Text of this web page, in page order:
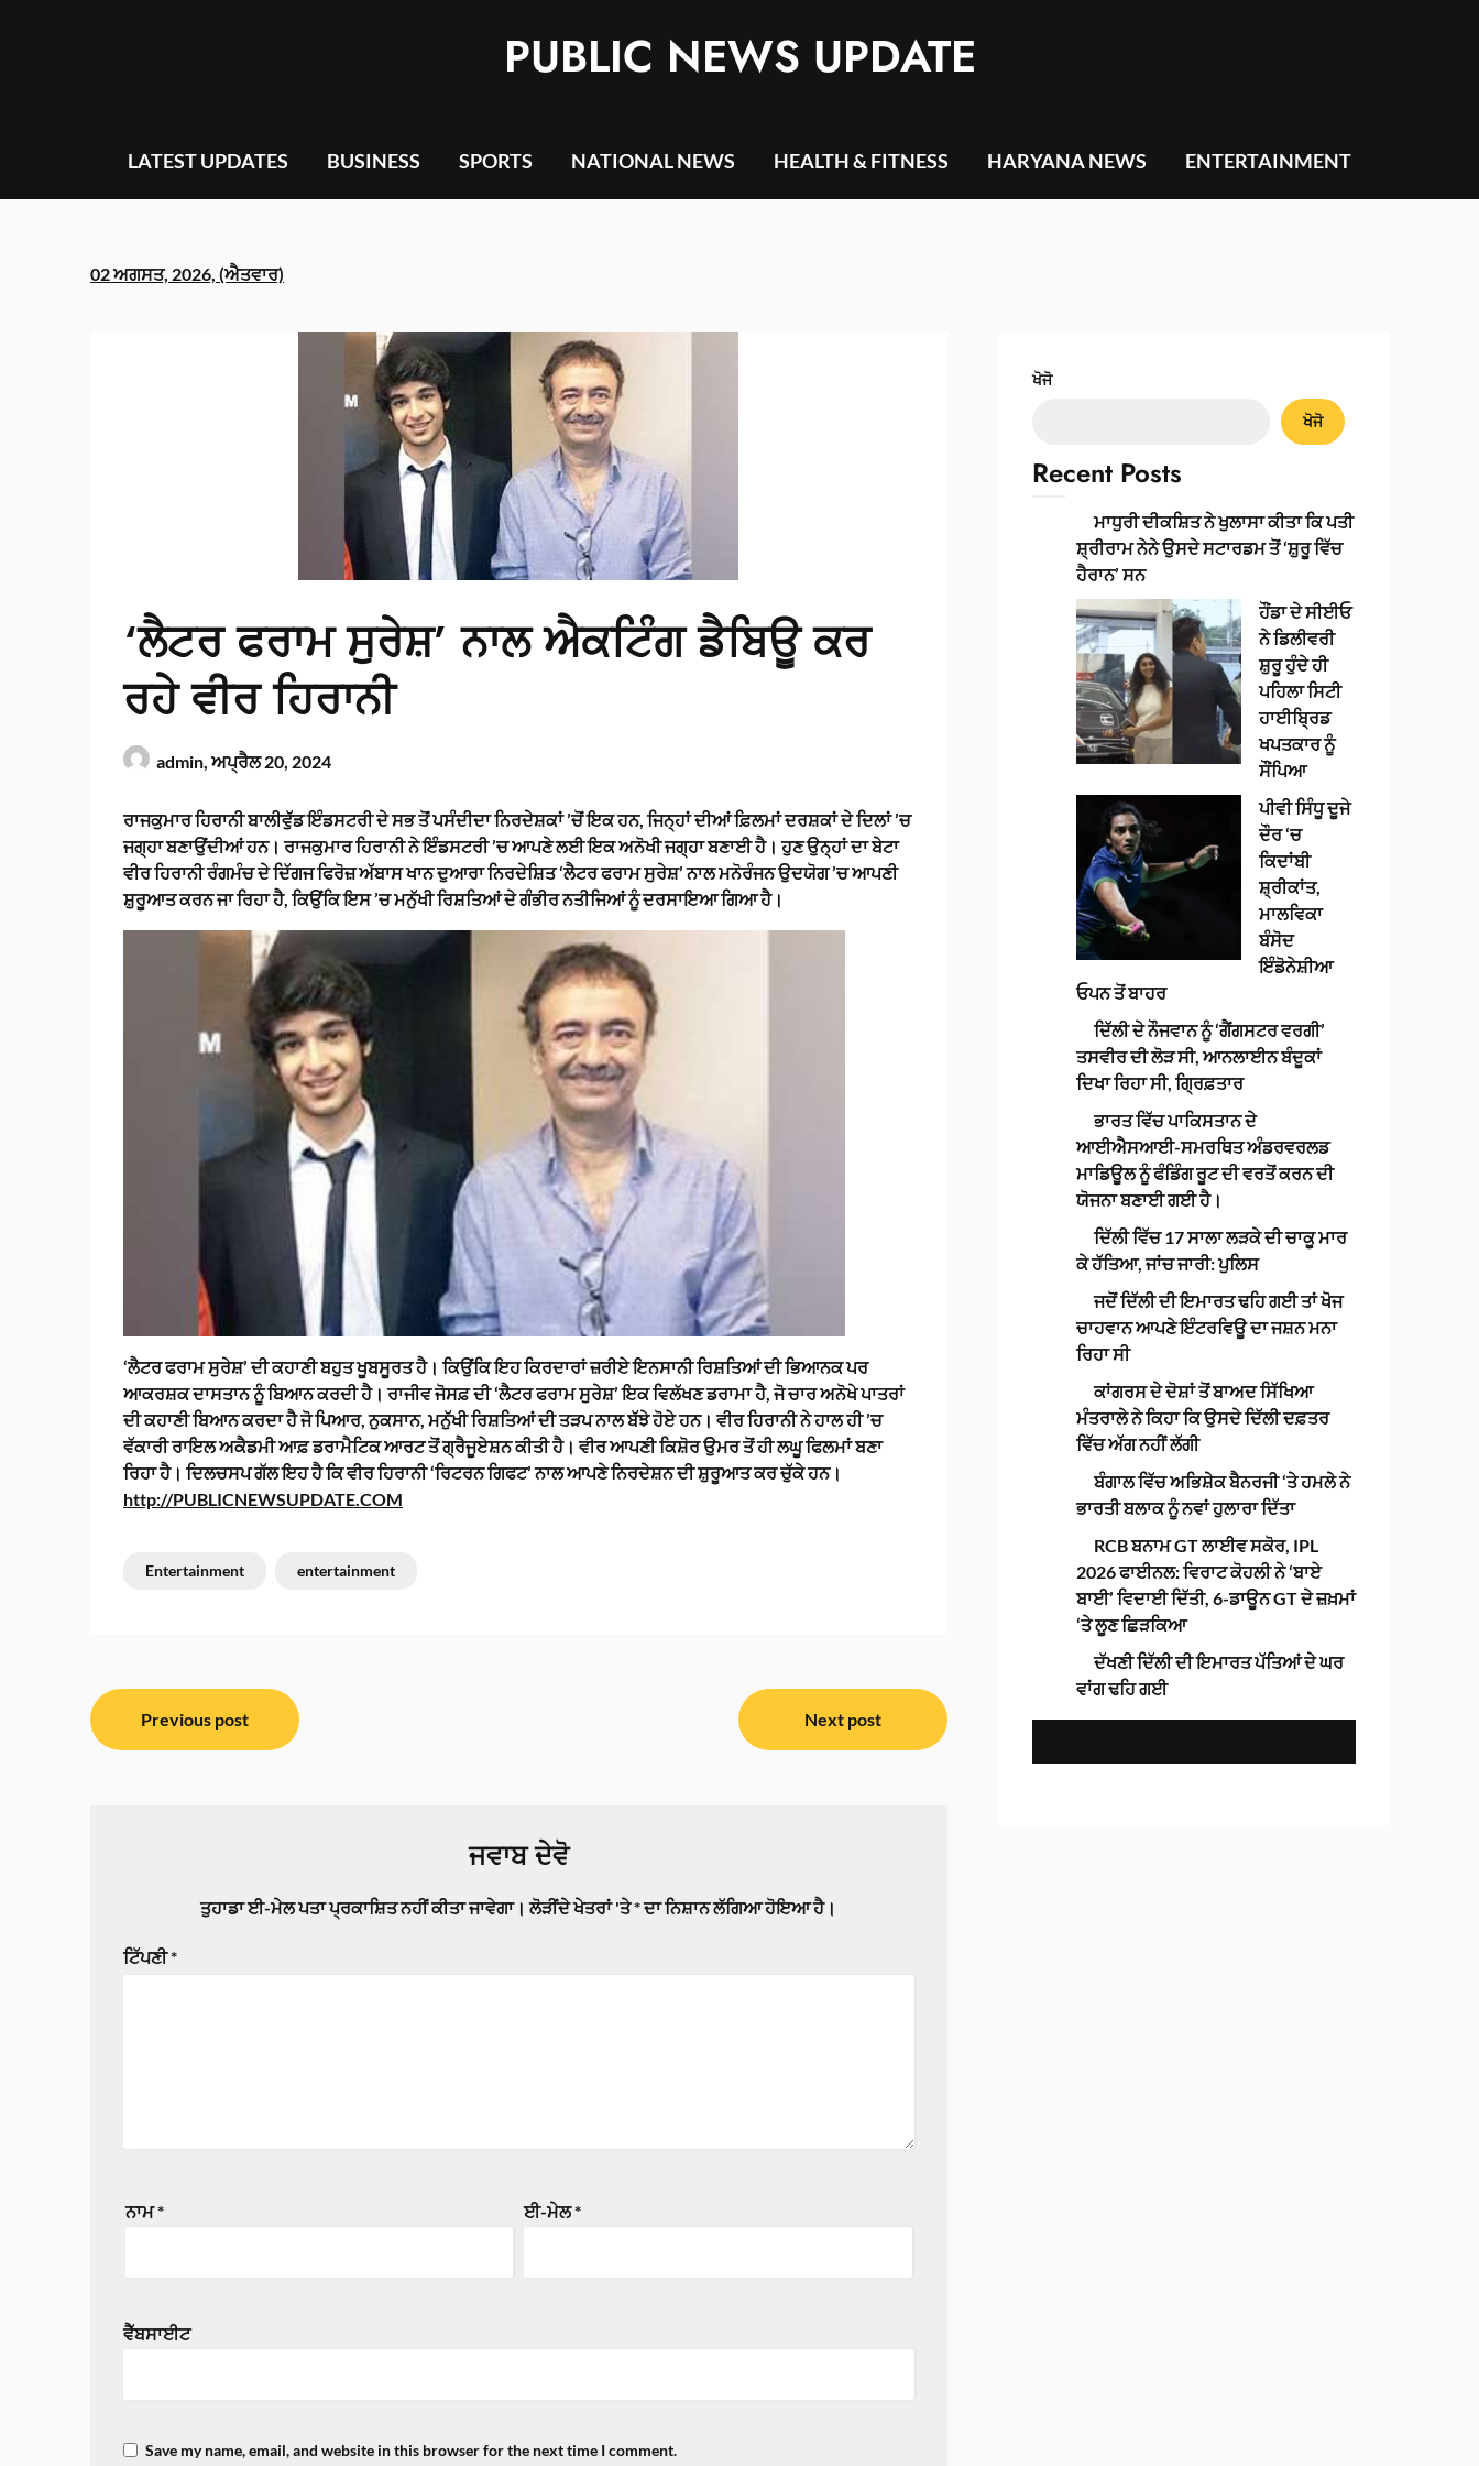
PUBLIC NEWS UPDATE
LATEST UPDATES BUSINESS SPORTS NATIONAL NEWS HEALTH & FITNESS HARYANA NEWS ENTERTAINMENT
02 ਅਗਸਤ, 2026, (ਐਤਵਾਰ)
‘ਲੈਟਰ ਫਰਾਮ ਸੁਰੇਸ਼’ ਨਾਲ ਐਕਟਿੰਗ ਡੈਬਿਊ ਕਰ
ਰਹੇ ਵੀਰ ਹਿਰਾਨੀ
admin,ਅਪ੍ਰੈਲ 20, 2024
ਰਾਜਕੁਮਾਰ ਹਿਰਾਨੀ ਬਾਲੀਵੁੱਡ ਇੰਡਸਟਰੀ ਦੇ ਸਭ ਤੋਂ ਪਸੰਦੀਦਾ ਨਿਰਦੇਸ਼ਕਾਂ ’ਚੋਂ ਇਕ ਹਨ, ਜਿਨ੍ਹਾਂ ਦੀਆਂ ਫ਼ਿਲਮਾਂ ਦਰਸ਼ਕਾਂ ਦੇ ਦਿਲਾਂ ’ਚ
ਜਗ੍ਹਾ ਬਣਾਉਂਦੀਆਂ ਹਨ। ਰਾਜਕੁਮਾਰ ਹਿਰਾਨੀ ਨੇ ਇੰਡਸਟਰੀ ’ਚ ਆਪਣੇ ਲਈ ਇਕ ਅਨੋਖੀ ਜਗ੍ਹਾ ਬਣਾਈ ਹੈ। ਹੁਣ ਉਨ੍ਹਾਂ ਦਾ ਬੇਟਾ
ਵੀਰ ਹਿਰਾਨੀ ਰੰਗਮੰਚ ਦੇ ਦਿੱਗਜ ਫਿਰੋਜ਼ ਅੱਬਾਸ ਖਾਨ ਦੁਆਰਾ ਨਿਰਦੇਸ਼ਿਤ ‘ਲੈਟਰ ਫਰਾਮ ਸੁਰੇਸ਼’ ਨਾਲ ਮਨੋਰੰਜਨ ਉਦਯੋਗ ’ਚ ਆਪਣੀ
ਸ਼ੁਰੂਆਤ ਕਰਨ ਜਾ ਰਿਹਾ ਹੈ, ਕਿਉਂਕਿ ਇਸ ’ਚ ਮਨੁੱਖੀ ਰਿਸ਼ਤਿਆਂ ਦੇ ਗੰਭੀਰ ਨਤੀਜਿਆਂ ਨੂੰ ਦਰਸਾਇਆ ਗਿਆ ਹੈ।
‘ਲੈਟਰ ਫਰਾਮ ਸੁਰੇਸ਼’ ਦੀ ਕਹਾਣੀ ਬਹੁਤ ਖੂਬਸੂਰਤ ਹੈ। ਕਿਉਂਕਿ ਇਹ ਕਿਰਦਾਰਾਂ ਜ਼ਰੀਏ ਇਨਸਾਨੀ ਰਿਸ਼ਤਿਆਂ ਦੀ ਭਿਆਨਕ ਪਰ
ਆਕਰਸ਼ਕ ਦਾਸਤਾਨ ਨੂੰ ਬਿਆਨ ਕਰਦੀ ਹੈ। ਰਾਜੀਵ ਜੋਸਫ਼ ਦੀ ‘ਲੈਟਰ ਫਰਾਮ ਸੁਰੇਸ਼’ ਇਕ ਵਿਲੱਖਣ ਡਰਾਮਾ ਹੈ, ਜੋ ਚਾਰ ਅਨੋਖੇ ਪਾਤਰਾਂ
ਦੀ ਕਹਾਣੀ ਬਿਆਨ ਕਰਦਾ ਹੈ ਜੋ ਪਿਆਰ, ਨੁਕਸਾਨ, ਮਨੁੱਖੀ ਰਿਸ਼ਤਿਆਂ ਦੀ ਤੜਪ ਨਾਲ ਬੱਝੇ ਹੋਏ ਹਨ। ਵੀਰ ਹਿਰਾਨੀ ਨੇ ਹਾਲ ਹੀ ’ਚ
ਵੱਕਾਰੀ ਰਾਇਲ ਅਕੈਡਮੀ ਆਫ਼ ਡਰਾਮੈਟਿਕ ਆਰਟ ਤੋਂ ਗ੍ਰੈਜੂਏਸ਼ਨ ਕੀਤੀ ਹੈ। ਵੀਰ ਆਪਣੀ ਕਿਸ਼ੋਰ ਉਮਰ ਤੋਂ ਹੀ ਲਘੂ ਫਿਲਮਾਂ ਬਣਾ
ਰਿਹਾ ਹੈ। ਦਿਲਚਸਪ ਗੱਲ ਇਹ ਹੈ ਕਿ ਵੀਰ ਹਿਰਾਨੀ ‘ਰਿਟਰਨ ਗਿਫਟ’ ਨਾਲ ਆਪਣੇ ਨਿਰਦੇਸ਼ਨ ਦੀ ਸ਼ੁਰੂਆਤ ਕਰ ਚੁੱਕੇ ਹਨ।
http://PUBLICNEWSUPDATE.COM
Entertainment entertainment
ਸੰਪਾਦਨਾ
ਨੈਵੀਗੇਸ਼ਨ
Previous post Next post
ਜਵਾਬ ਦੇਵੋ
ਤੁਹਾਡਾ ਈ-ਮੇਲ ਪਤਾ ਪ੍ਰਕਾਸ਼ਿਤ ਨਹੀਂ ਕੀਤਾ ਜਾਵੇਗਾ। ਲੋੜੀਂਦੇ ਖੇਤਰਾਂ 'ਤੇ*ਦਾ ਨਿਸ਼ਾਨ ਲੱਗਿਆ ਹੋਇਆ ਹੈ।
ਟਿੱਪਣੀ*
ਨਾਮ* ਈ-ਮੇਲ*
ਵੈੱਬਸਾਈਟ
Save my name, email, and website in this browser for the next time I comment.
ਖੋਜੋ
ਖੋਜੋ
Recent Posts
ਮਾਧੁਰੀ ਦੀਕਸ਼ਿਤ ਨੇ ਖੁਲਾਸਾ ਕੀਤਾ ਕਿ ਪਤੀ
ਸ਼੍ਰੀਰਾਮ ਨੇਨੇ ਉਸਦੇ ਸਟਾਰਡਮ ਤੋਂ ‘ਸ਼ੁਰੂ ਵਿੱਚ
ਹੈਰਾਨ’ ਸਨ
ਹੌਂਡਾ ਦੇ ਸੀਈਓ
ਨੇ ਡਿਲੀਵਰੀ
ਸ਼ੁਰੂ ਹੁੰਦੇ ਹੀ
ਪਹਿਲਾ ਸਿਟੀ
ਹਾਈਬ੍ਰਿਡ
ਖਪਤਕਾਰ ਨੂੰ
ਸੌਂਪਿਆ
ਪੀਵੀ ਸਿੰਧੂ ਦੂਜੇ
ਦੌਰ ‘ਚ
ਕਿਦਾਂਬੀ
ਸ਼੍ਰੀਕਾਂਤ,
ਮਾਲਵਿਕਾ
ਬੰਸੋਦ
ਇੰਡੋਨੇਸ਼ੀਆ
ਓਪਨ ਤੋਂ ਬਾਹਰ
ਦਿੱਲੀ ਦੇ ਨੌਜਵਾਨ ਨੂੰ ‘ਗੈਂਗਸਟਰ ਵਰਗੀ’
ਤਸਵੀਰ ਦੀ ਲੋੜ ਸੀ, ਆਨਲਾਈਨ ਬੰਦੂਕਾਂ
ਦਿਖਾ ਰਿਹਾ ਸੀ, ਗ੍ਰਿਫ਼ਤਾਰ
ਭਾਰਤ ਵਿੱਚ ਪਾਕਿਸਤਾਨ ਦੇ
ਆਈਐਸਆਈ-ਸਮਰਥਿਤ ਅੰਡਰਵਰਲਡ
ਮਾਡਿਊਲ ਨੂੰ ਫੰਡਿੰਗ ਰੂਟ ਦੀ ਵਰਤੋਂ ਕਰਨ ਦੀ
ਯੋਜਨਾ ਬਣਾਈ ਗਈ ਹੈ।
ਦਿੱਲੀ ਵਿੱਚ 17 ਸਾਲਾ ਲੜਕੇ ਦੀ ਚਾਕੂ ਮਾਰ
ਕੇ ਹੱਤਿਆ, ਜਾਂਚ ਜਾਰੀ: ਪੁਲਿਸ
ਜਦੋਂ ਦਿੱਲੀ ਦੀ ਇਮਾਰਤ ਢਹਿ ਗਈ ਤਾਂ ਖੋਜ
ਚਾਹਵਾਨ ਆਪਣੇ ਇੰਟਰਵਿਊ ਦਾ ਜਸ਼ਨ ਮਨਾ
ਰਿਹਾ ਸੀ
ਕਾਂਗਰਸ ਦੇ ਦੋਸ਼ਾਂ ਤੋਂ ਬਾਅਦ ਸਿੱਖਿਆ
ਮੰਤਰਾਲੇ ਨੇ ਕਿਹਾ ਕਿ ਉਸਦੇ ਦਿੱਲੀ ਦਫ਼ਤਰ
ਵਿੱਚ ਅੱਗ ਨਹੀਂ ਲੱਗੀ
ਬੰਗਾਲ ਵਿੱਚ ਅਭਿਸ਼ੇਕ ਬੈਨਰਜੀ ‘ਤੇ ਹਮਲੇ ਨੇ
ਭਾਰਤੀ ਬਲਾਕ ਨੂੰ ਨਵਾਂ ਹੁਲਾਰਾ ਦਿੱਤਾ
RCB ਬਨਾਮ GT ਲਾਈਵ ਸਕੋਰ, IPL
2026 ਫਾਈਨਲ: ਵਿਰਾਟ ਕੋਹਲੀ ਨੇ ‘ਬਾਏ
ਬਾਈ’ ਵਿਦਾਈ ਦਿੱਤੀ, 6-ਡਾਊਨ GT ਦੇ ਜ਼ਖ਼ਮਾਂ
‘ਤੇ ਲੂਣ ਛਿੜਕਿਆ
ਦੱਖਣੀ ਦਿੱਲੀ ਦੀ ਇਮਾਰਤ ਪੱਤਿਆਂ ਦੇ ਘਰ
ਵਾਂਗ ਢਹਿ ਗਈ